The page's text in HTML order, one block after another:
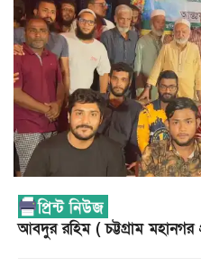
আবদুর রহিম ( চট্টগ্রাম মহানগর